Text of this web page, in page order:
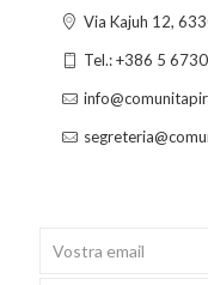
Via Kajuh 12,
Tel.: +386 5